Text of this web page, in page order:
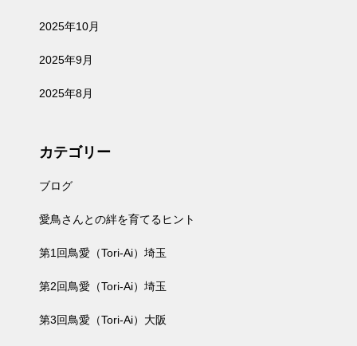
2025年10月
2025年9月
2025年8月
カテゴリー
ブログ
愛鳥さんとの絆を育てるヒント
第1回鳥愛（Tori-Ai）埼玉
第2回鳥愛（Tori-Ai）埼玉
第3回鳥愛（Tori-Ai）大阪